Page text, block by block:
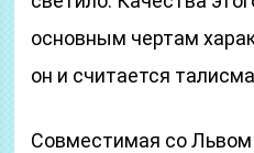
основным чертам
он и считается
Совместимая со Львом